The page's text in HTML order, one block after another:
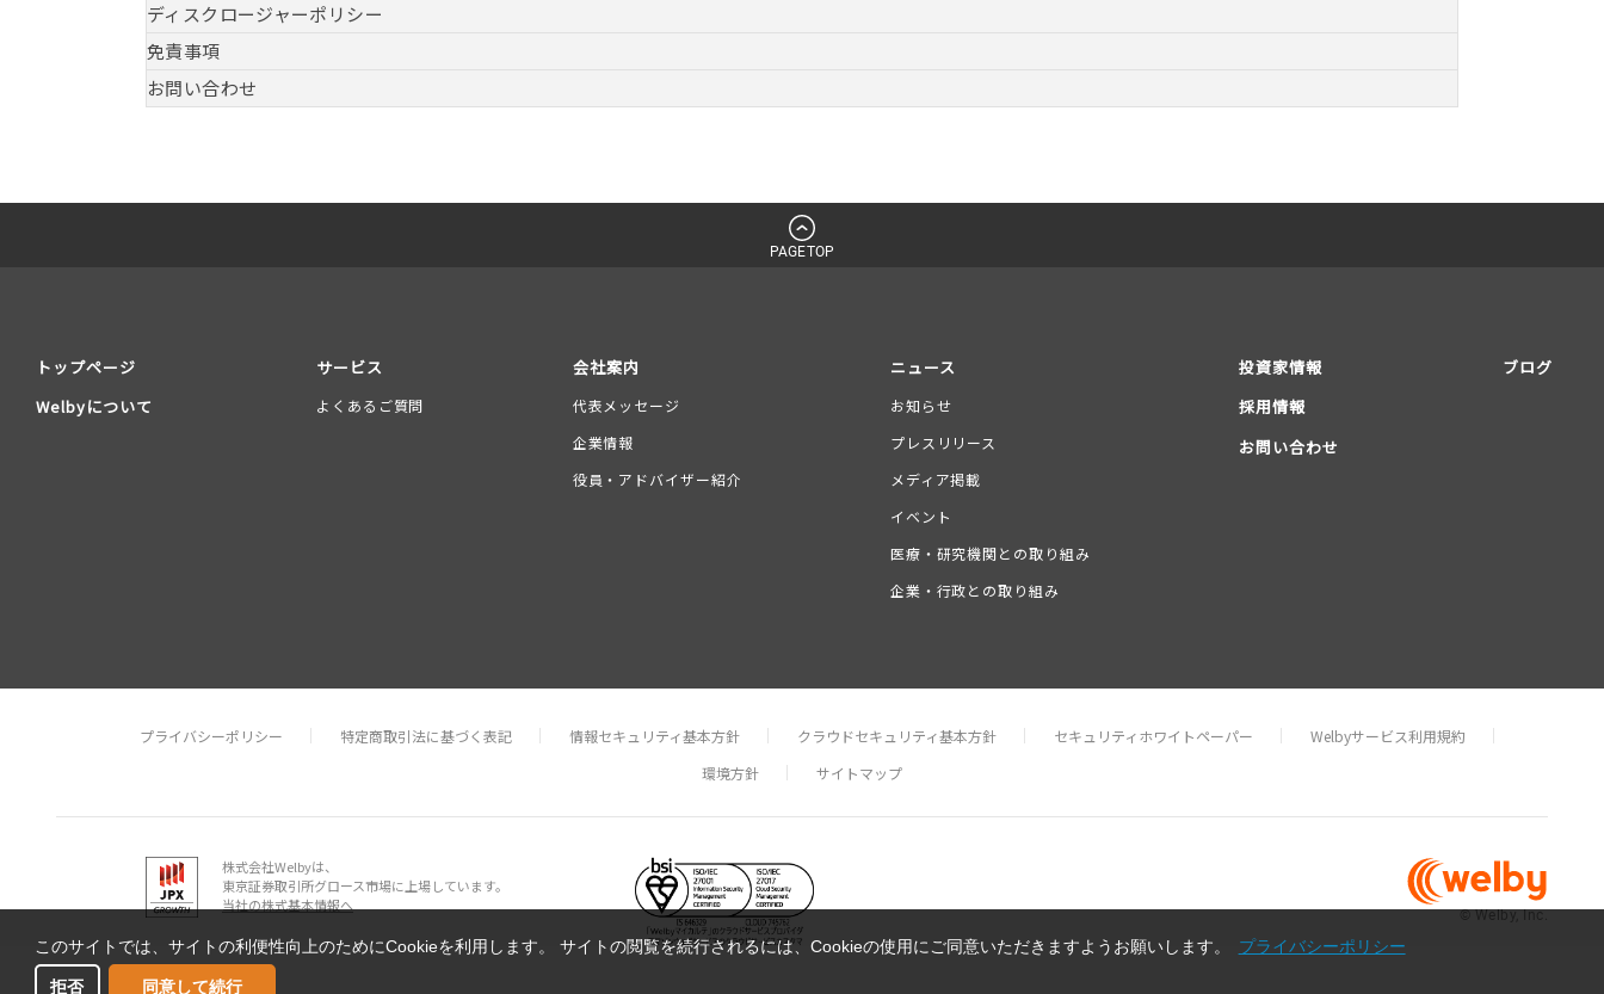
ディスクロージャーポリシー
免責事項
お問い合わせ
PAGETOP
トップページ
Welbyについて
サービス
よくあるご質問
会社案内
代表メッセージ
企業情報
役員・アドバイザー紹介
ニュース
お知らせ
プレスリリース
メディア掲載
イベント
医療・研究機関との取り組み
企業・行政との取り組み
投資家情報
採用情報
お問い合わせ
ブログ
プライバシーポリシー 特定商取引法に基づく表記 情報セキュリティ基本方針 クラウドセキュリティ基本方針 セキュリティホワイトペーパー
Welbyサービス利用規約
環境方針
サイトマップ
株式会社Welbyは、
東京証券取引所グロース市場に上場しています。
当社の株式基本情報へ
© Welby, Inc.
このサイトでは、サイトの利便性向上のためにCookieを利用します。 サイトの閲覧を続行されるには、Cookieの使用にご同意いただきますようお願いします。 プライバシーポリシー
拒否 同意して続行